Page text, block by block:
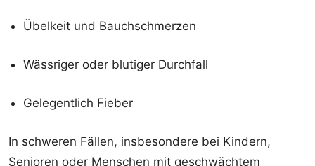
Übelkeit und Bauchschmerzen
Wässriger oder blutiger Durchfall
Gelegentlich Fieber
In schweren Fällen, insbesondere bei Kindern,
Senioren oder Menschen mit geschwächtem